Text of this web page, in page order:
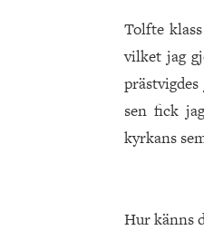
Tolfte
vilket jag
sen fick
kyrkans
Hur känns